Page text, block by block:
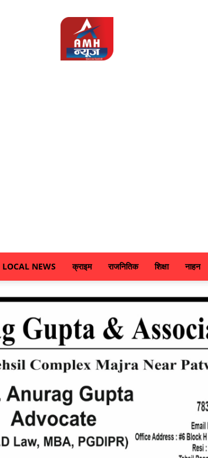
LOCAL NEWS क्राइम राजनितिक शिक्षा नाहन